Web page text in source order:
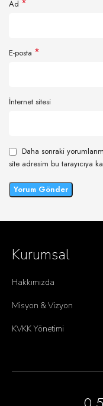
Ad *
E-posta *
İnternet sitesi
Daha sonraki
site adresim bu tarayıcıya
Kurumsal
Hakkımızda
Misyon & Vizyon
KVKK Yönetimi